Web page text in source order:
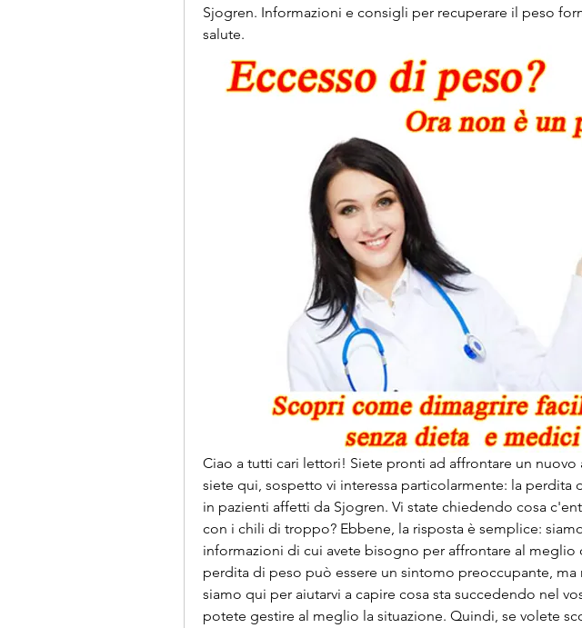
Sjogren. Informazioni e consigli per recuperare il peso
salute.
Ciao a tutti cari lettori! Siete pronti ad affrontare un nuovo
siete qui, sospetto vi interessa particolarmente: la perdita
in pazienti affetti da Sjogren. Vi state chiedendo cosa
con i chili di troppo? Ebbene, la risposta è semplice:
informazioni di cui avete bisogno per affrontare al
perdita di peso può essere un sintomo preoccupante,
siamo qui per aiutarvi a capire cosa sta succedendo nel
potete gestire al meglio la situazione. Quindi, se volete